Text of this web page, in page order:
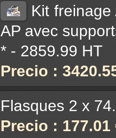
Kit
AP avec
* - 2859.99 HT
Precio :
Flasques 2 x
Precio : 177.01